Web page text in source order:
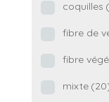
coquilles
fibre de
fibre
mixte